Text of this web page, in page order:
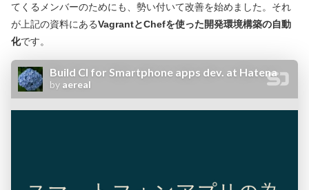
てくるメンバーのためにも、勢い付いて改善を始めました。それ
が上記の資料にあるVagrantとChefを使った開発環境構築の自動
化です。